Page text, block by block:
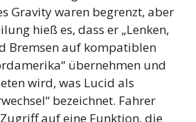
Gravity waren begrenzt, aber
hieß es, dass er „Lenken,
Bremsen auf kompatiblen
übernehmen und
wird, was Lucid als
bezeichnet. Fahrer
auf eine Funktion, die